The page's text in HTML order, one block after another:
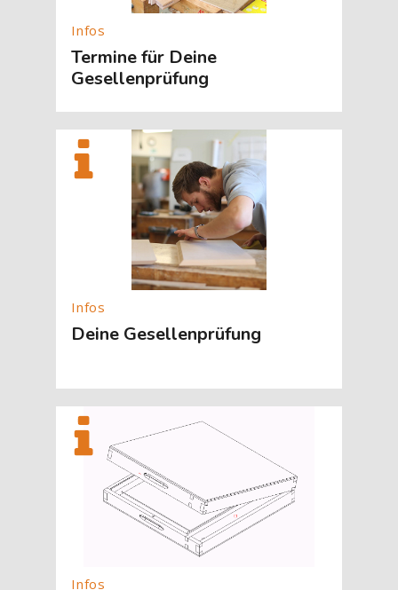
Termine für Deine
Gesellenprüfung
[Cocoon] About (Text with Image) überspringen
Deine Gesellenprüfung
[Cocoon] About (Text with Image) überspringen